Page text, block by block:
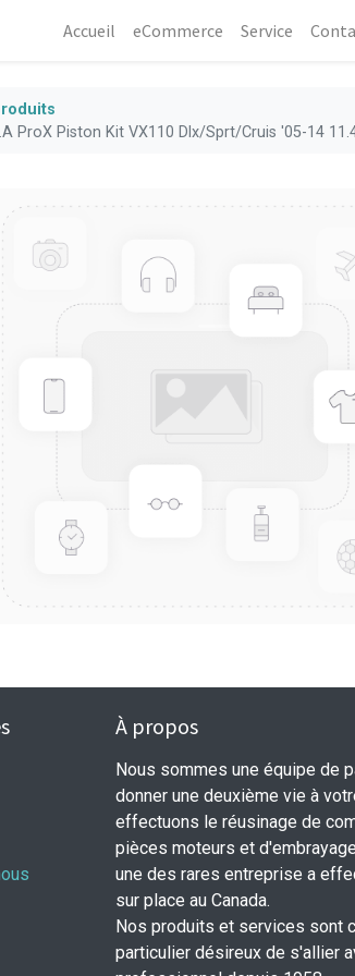
Accueil eCommerce​ Service
ProX Piston Kit VX110 Dlx/Sprt/Cruis '05-14
À propos
Nous sommes une équipe de
donner une deuxième vie à
effectuons le réusinage de
pièces moteurs et
une des rares entreprise a
sur place au Canada.
Nos produits et services sont
particulier désireux de s'allier